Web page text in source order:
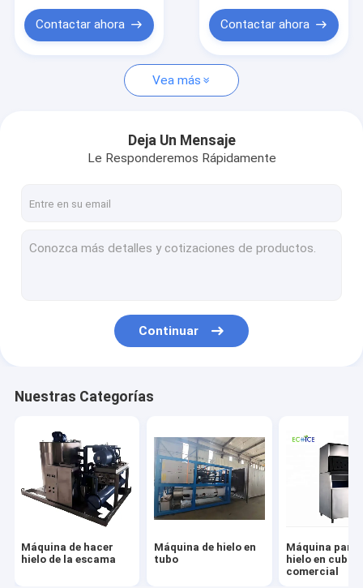
Máquina de hacer hielo de la escama
Máquina de hielo en tubo
Envases y cestas de aluminio para congelación
Congelador de ráfaga
Intercambiador de calor de tubo coaxial
máquina de la trituradora de hielo
Máquinas para el procesamiento de mariscos
Crio congelador y congelador UTL y refrigerador de farmacia
Refrigerador de agua
congelación de
mariscos
congelados con
tapas
Contactar ahora
congelación
Contactar ahora
Vea más
Deja Un Mensaje
Le Responderemos Rápidamente
Continuar
Nuestras Categorías
Máquina de hacer
hielo de la escama
Máquina de hielo en
tubo
Máquina para
hielo en cubo
comercial